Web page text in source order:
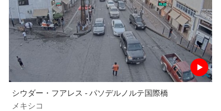
シウダー・フアレス - パソデルノルテ国際橋
メキシコ